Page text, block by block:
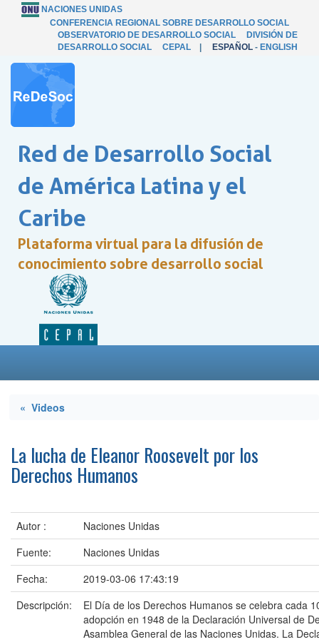
NACIONES UNIDAS
CONFERENCIA REGIONAL SOBRE DESARROLLO SOCIAL
OBSERVATORIO DE DESARROLLO SOCIAL
DIVISIÓN DE
DESARROLLO SOCIAL
CEPAL ESPAÑOL - ENGLISH
Red de Desarrollo Social
de América Latina y el
Caribe
Plataforma virtual para la difusión de
conocimiento sobre desarrollo social
« Videos
La lucha de Eleanor Roosevelt por los
Derechos Humanos
Autor :
Naciones Unidas
Fuente:
Naciones Unidas
Fecha:
2019-03-06 17:43:19
Descripción:
El Día de los Derechos Humanos se celebra cada
adopción en 1948 de la Declaración Universal de
Asamblea General de las Naciones Unidas. La